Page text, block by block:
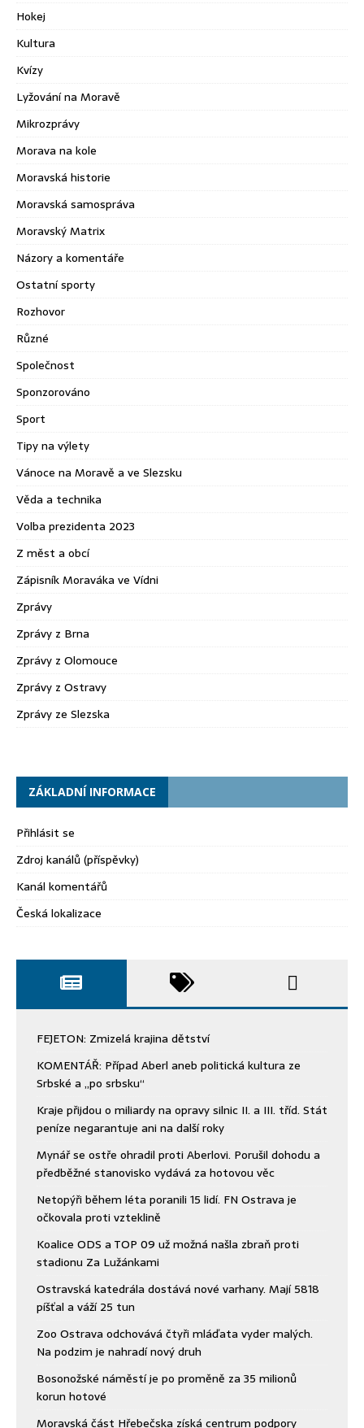
Hokej
Kultura
Kvízy
Lyžování na Moravě
Mikrozprávy
Morava na kole
Moravská historie
Moravská samospráva
Moravský Matrix
Názory a komentáře
Ostatní sporty
Rozhovor
Různé
Společnost
Sponzorováno
Sport
Tipy na výlety
Vánoce na Moravě a ve Slezsku
Věda a technika
Volba prezidenta 2023
Z měst a obcí
Zápisník Moraváka ve Vídni
Zprávy
Zprávy z Brna
Zprávy z Olomouce
Zprávy z Ostravy
Zprávy ze Slezska
ZÁKLADNÍ INFORMACE
Přihlásit se
Zdroj kanálů (příspěvky)
Kanál komentářů
Česká lokalizace
FEJETON: Zmizelá krajina dětství
KOMENTÁŘ: Případ Aberl aneb politická kultura ze
Srbské a „po srbsku“
Kraje přijdou o miliardy na opravy silnic II. a III. tříd. Stát
peníze negarantuje ani na další roky
Mynář se ostře ohradil proti Aberlovi. Porušil dohodu a
předběžné stanovisko vydává za hotovou věc
Netopýři během léta poranili 15 lidí. FN Ostrava je
očkovala proti vzteklině
Koalice ODS a TOP 09 už možná našla zbraň proti
stadionu Za Lužánkami
Ostravská katedrála dostává nové varhany. Mají 5818
píšťal a váží 25 tun
Zoo Ostrava odchovává čtyři mláďata vyder malých.
Na podzim je nahradí nový druh
Bosonožské náměstí je po proměně za 35 milionů
korun hotové
Moravská část Hřebečska získá centrum podpory